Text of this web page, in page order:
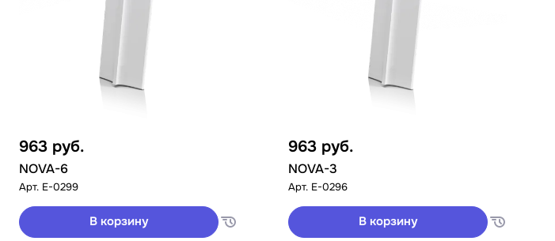
963 руб.
NOVA-6
Арт. E-0299
В корзину
963 руб.
NOVA-3
Арт. E-0296
В корзину